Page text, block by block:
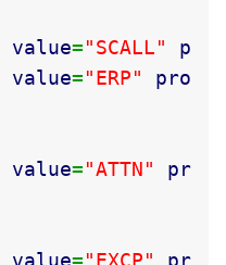
value="SCALL"
value="ERP"
value="ATTN"
value="EXCP"